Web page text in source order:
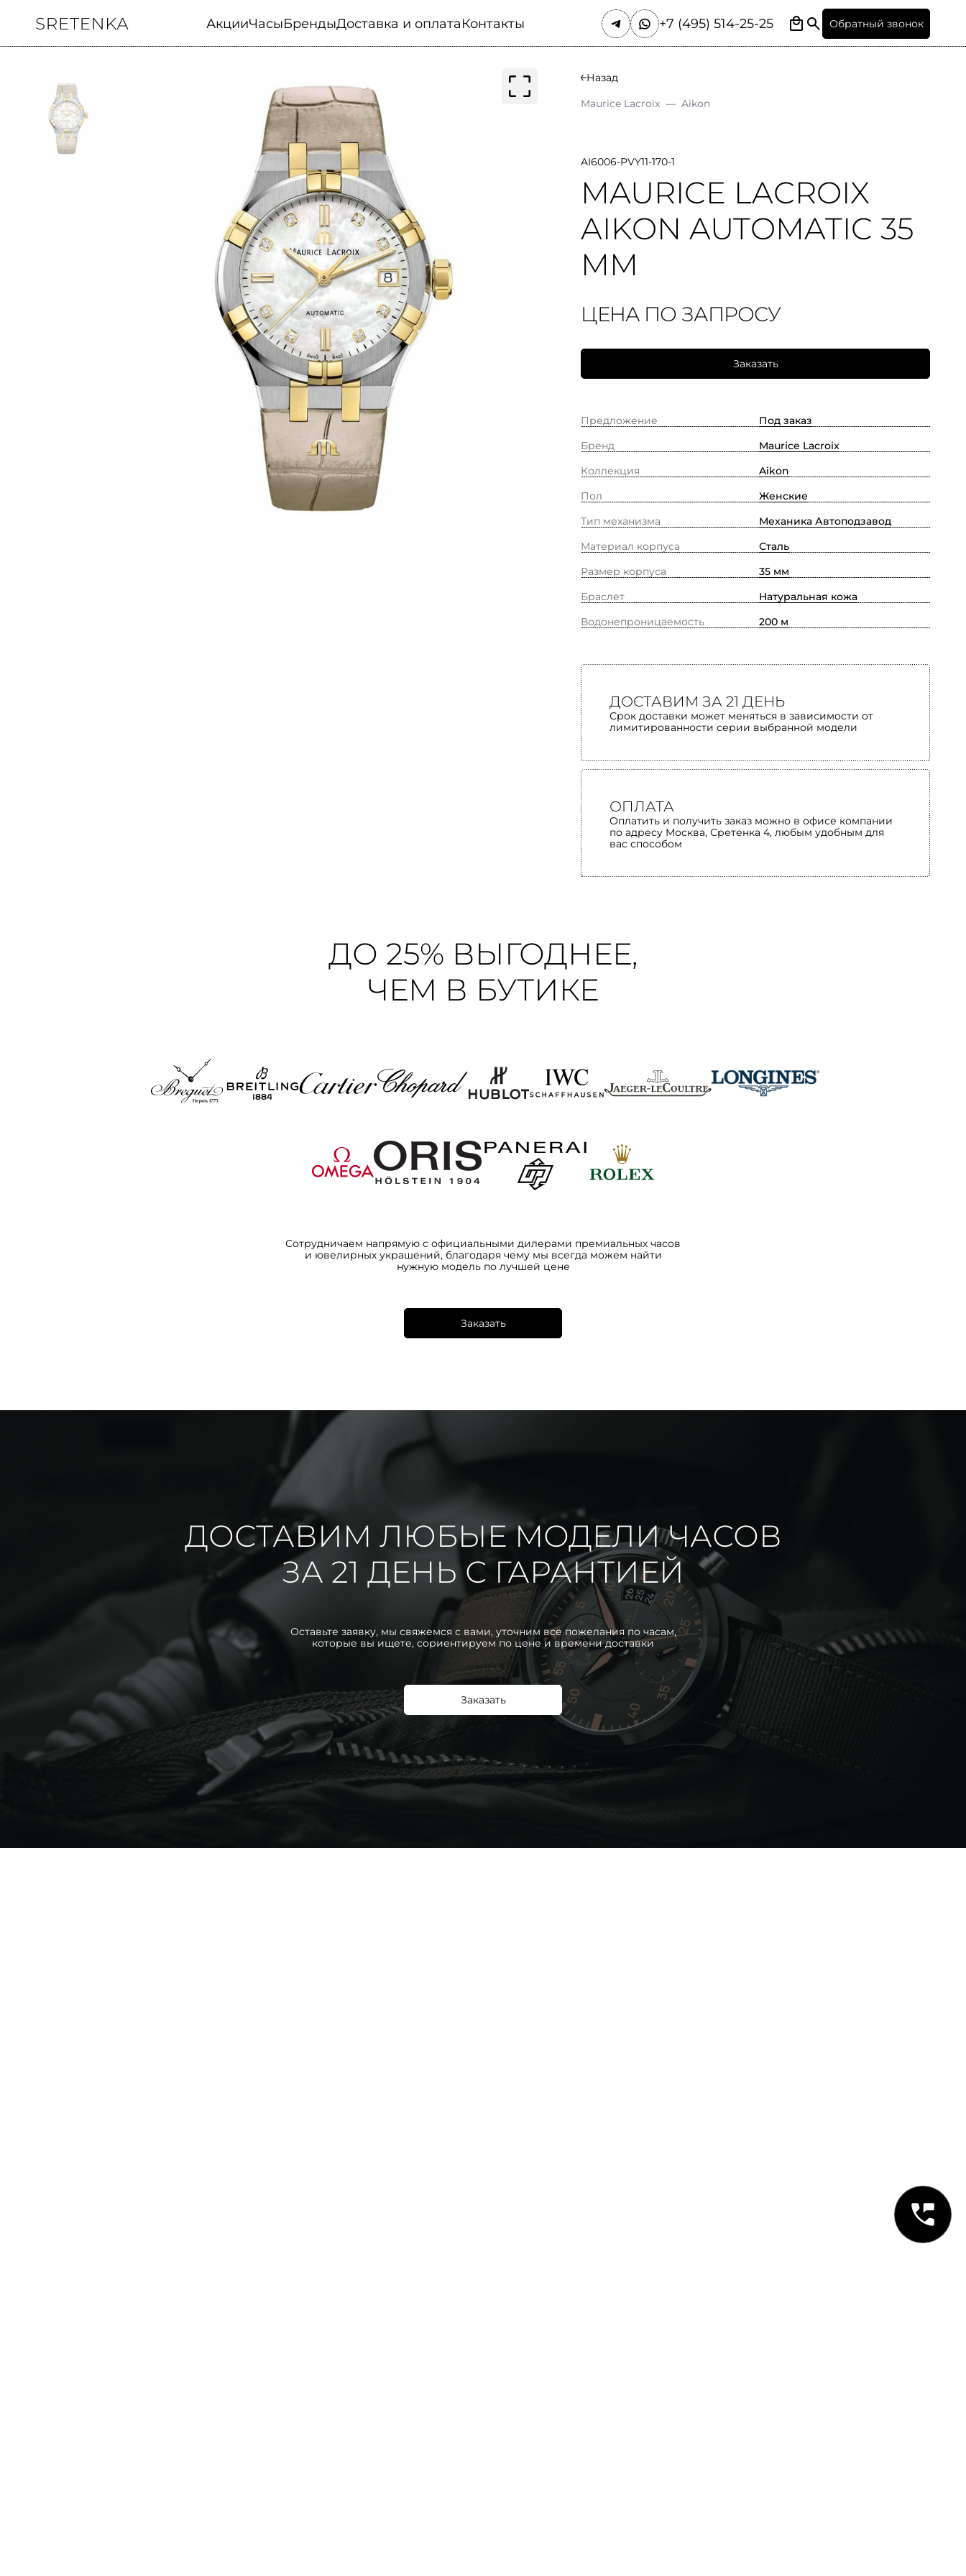
АкцииЧасыБрендыДоставка и оплатаКонтакты +7 (495) 514-25-25 Обратный звонок
Назад
Maurice Lacroix — Aikon
AI6006-PVY11-170-1
MAURICE LACROIX
AIKON AUTOMATIC 35
MM
ЦЕНА ПО ЗАПРОСУ
Заказать
Предложение
Под заказ
Бренд
Maurice Lacroix
Коллекция
Aikon
Пол
Женские
Тип механизма
Механика Автоподзавод
Материал корпуса
Сталь
Размер корпуса
35 мм
Браслет
Натуральная кожа
Водонепроницаемость
200 м
ДОСТАВИМ ЗА 21 ДЕНЬ
Срок доставки может меняться в зависимости от
лимитированности серии выбранной модели
ОПЛАТА
Оплатить и получить заказ можно в офисе компании
по адресу Москва, Сретенка 4, любым удобным для
вас способом
ДО 25% ВЫГОДНЕЕ,
ЧЕМ В БУТИКЕ
Сотрудничаем напрямую с официальными дилерами премиальных часов
и ювелирных украшений, благодаря чему мы всегда можем найти
нужную модель по лучшей цене
Заказать
ДОСТАВИМ ЛЮБЫЕ МОДЕЛИ ЧАСОВ
ЗА 21 ДЕНЬ С ГАРАНТИЕЙ
Оставьте заявку, мы свяжемся с вами, уточним все пожелания по часам,
которые вы ищете, сориентируем по цене и времени доставки
Заказать